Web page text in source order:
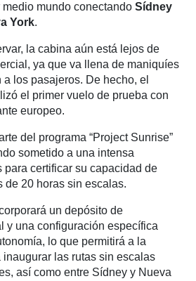
medio mundo conectando Sídney
York.
la cabina aún está lejos de
ya que va llena de maniquíes
los pasajeros. De hecho, el
el primer vuelo de prueba con
europeo.
del programa “Project Sunrise”
sometido a una intensa
para certificar su capacidad de
de 20 horas sin escalas.
un depósito de
y una configuración específica
lo que permitirá a la
las rutas sin escalas
así como entre Sídney y Nueva